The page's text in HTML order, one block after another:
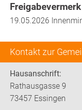
Kontakt zur
Hausanschrift:
Rathausgasse 9
73457 Essingen
Freigabevermerk
19.05.2026